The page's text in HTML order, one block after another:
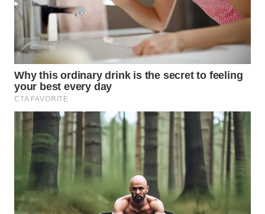
WN
KALSEL
WN
KALTIM
WN
WN
GORONTALO
SULUT